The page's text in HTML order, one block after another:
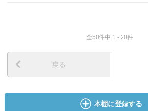
全50件中 1 - 20件
戻る
本棚に登録する